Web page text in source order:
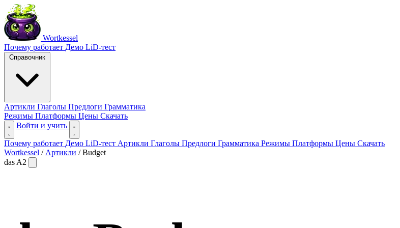
Wortkessel
Почему работает Демо LiD-тест
Справочник
Артикли Глаголы Предлоги Грамматика
Режимы Платформы Цены Скачать
Войти и учить
Почему работает Демо LiD-тест Артикли Глаголы Предлоги Грамматика Режимы Платформы Цены Скачать
Wortkessel / Артикли / Budget
das A2